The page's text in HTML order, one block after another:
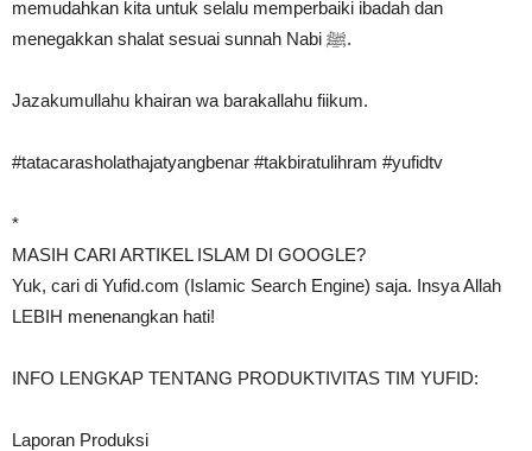
memudahkan kita untuk selalu memperbaiki ibadah dan
menegakkan shalat sesuai sunnah Nabi ﷺ.
Jazakumullahu khairan wa barakallahu fiikum.
#tatacarasholathajatyangbenar #takbiratulihram #yufidtv
*
MASIH CARI ARTIKEL ISLAM DI GOOGLE?
Yuk, cari di Yufid.com (Islamic Search Engine) saja. Insya Allah
LEBIH menenangkan hati!
INFO LENGKAP TENTANG PRODUKTIVITAS TIM YUFID:
Laporan Produksi